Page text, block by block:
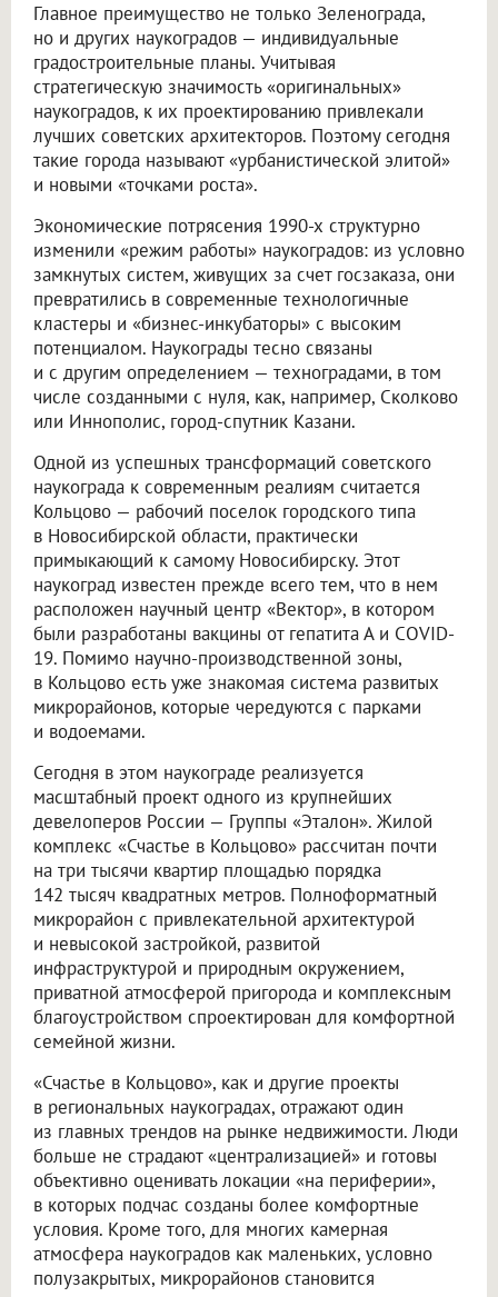
Главное преимущество не только Зеленограда,
но и других наукоградов — индивидуальные
градостроительные планы. Учитывая
стратегическую значимость «оригинальных»
наукоградов, к их проектированию привлекали
лучших советских архитекторов. Поэтому сегодня
такие города называют «урбанистической элитой»
и новыми «точками роста».
Экономические потрясения 1990-х структурно
изменили «режим работы» наукоградов: из условно
замкнутых систем, живущих за счет госзаказа, они
превратились в современные технологичные
кластеры и «бизнес-инкубаторы» с высоким
потенциалом. Наукограды тесно связаны
и с другим определением — техноградами, в том
числе созданными с нуля, как, например, Сколково
или Иннополис, город-спутник Казани.
Одной из успешных трансформаций советского
наукограда к современным реалиям считается
Кольцово — рабочий поселок городского типа
в Новосибирской области, практически
примыкающий к самому Новосибирску. Этот
наукоград известен прежде всего тем, что в нем
расположен научный центр «Вектор», в котором
были разработаны вакцины от гепатита А и COVID-
19. Помимо научно-производственной зоны,
в Кольцово есть уже знакомая система развитых
микрорайонов, которые чередуются с парками
и водоемами.
Сегодня в этом наукограде реализуется
масштабный проект одного из крупнейших
девелоперов России — Группы «Эталон». Жилой
комплекс «Счастье в Кольцово» рассчитан почти
на три тысячи квартир площадью порядка
142 тысяч квадратных метров. Полноформатный
микрорайон с привлекательной архитектурой
и невысокой застройкой, развитой
инфраструктурой и природным окружением,
приватной атмосферой пригорода и комплексным
благоустройством спроектирован для комфортной
семейной жизни.
«Счастье в Кольцово», как и другие проекты
в региональных наукоградах, отражают один
из главных трендов на рынке недвижимости. Люди
больше не страдают «централизацией» и готовы
объективно оценивать локации «на периферии»,
в которых подчас созданы более комфортные
условия. Кроме того, для многих камерная
атмосфера наукоградов как маленьких, условно
полузакрытых, микрорайонов становится